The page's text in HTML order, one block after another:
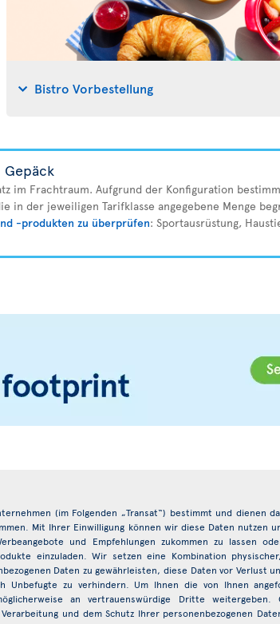
Bistro Vorbestellung
im Frachtraum. Aufgrund der Konfiguration
in der jeweiligen Tarifklasse angegebene Menge
-produkten zu überprüfen: Sportausrüstung,
(im Folgenden „Transat“) bestimmt und dienen
Mit Ihrer Einwilligung können wir diese Daten nutzen
und Empfehlungen zukommen zu lassen
einzuladen. Wir setzen eine Kombination
Daten zu gewährleisten, diese Daten vor Verlust
Unbefugte zu verhindern. Um Ihnen die von Ihnen
an vertrauenswürdige Dritte weitergeben.
und dem Schutz Ihrer personenbezogenen